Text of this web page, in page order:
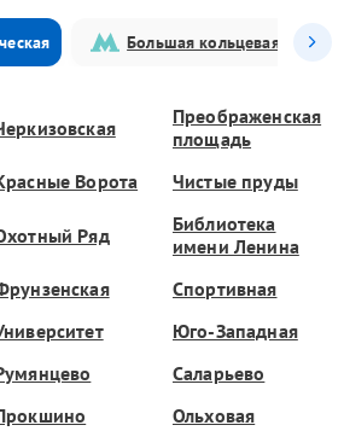
Большая кольцевая
Преображенская
площадь
Ворота Чистые пруды
Ряд
Библиотека
имени Ленина
Спортивная
Юго-Западная
Саларьево
Ольховая